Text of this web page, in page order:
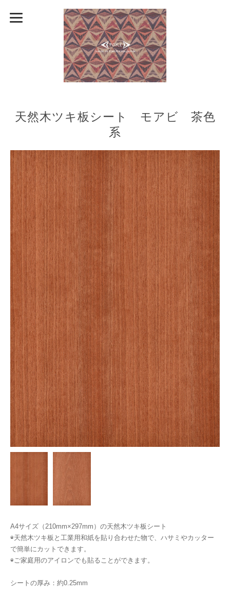
天然木ツキ板シート モアビ 茶色
系
A4サイズ（210mm×297mm）の天然木ツキ板シート
◉天然木ツキ板と工業用和紙を貼り合わせた物で、ハサミやカッター
で簡単にカットできます。
◉ご家庭用のアイロンでも貼ることができます。
シートの厚み：約0.25mm